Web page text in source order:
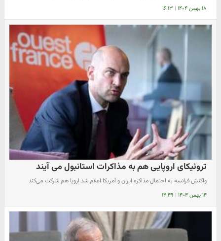
۱۸ بهمن ۱۴۰۴ | ۱۶:۱۳
تروئیکای اروپایی هم به مذاکرات استانبول می آیند
واکنش فرانسه به احتمال مذاکره ایران و آمریکا اعلام شد.اروپا هم شرکت می‌کند
۱۴ بهمن ۱۴۰۴ | ۱۴:۴۹